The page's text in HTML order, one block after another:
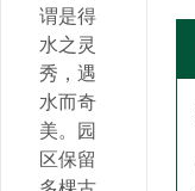
谓是得
水之灵
秀，遇
水而奇
美。园
区保留